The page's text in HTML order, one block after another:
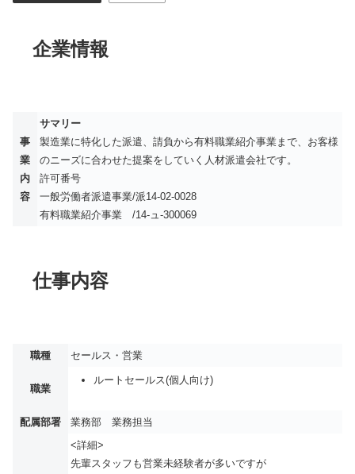
企業情報
事
業
内
容
サマリー
製造業に特化した派遣、請負から有料職業紹介事業まで、お客様
のニーズに合わせた提案をしていく人材派遣会社です。
許可番号
一般労働者派遣事業/派14-02-0028
有料職業紹介事業 /14-ュ-300069
仕事内容
職種 セールス・営業
職業
ルートセールス(個人向け)
配属部署 業務部 業務担当
<詳細>
先輩スタッフも営業未経験者が多いですが